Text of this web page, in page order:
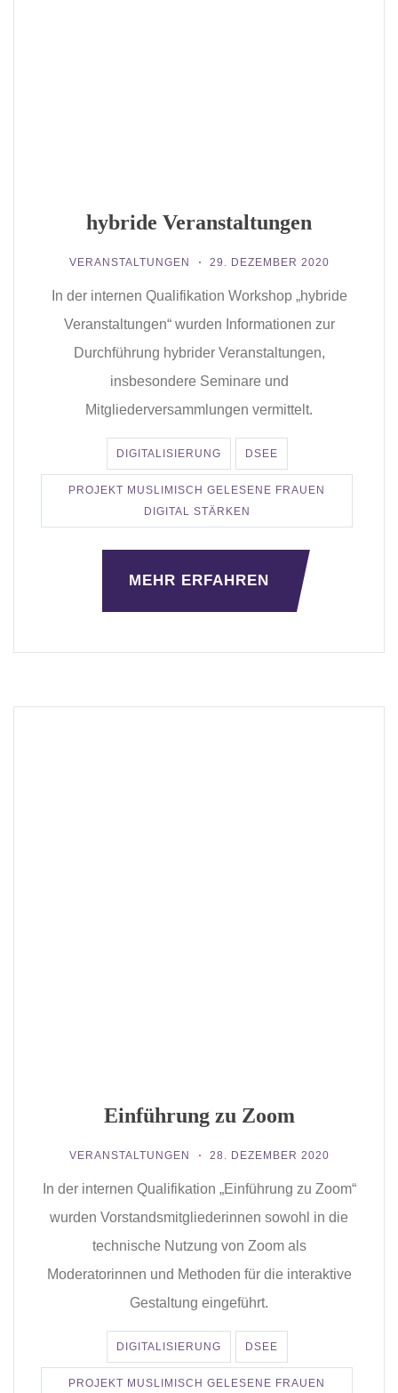
hybride Veranstaltungen
VERANSTALTUNGEN 29. DEZEMBER 2020
In der internen Qualifikation Workshop „hybride
Veranstaltungen“ wurden Informationen zur
Durchführung hybrider Veranstaltungen,
insbesondere Seminare und
Mitgliederversammlungen vermittelt.
DIGITALISIERUNG DSEE
PROJEKT MUSLIMISCH GELESENE FRAUEN
DIGITAL STÄRKEN
MEHR ERFAHREN
Einführung zu Zoom
VERANSTALTUNGEN 28. DEZEMBER 2020
In der internen Qualifikation „Einführung zu Zoom“
wurden Vorstandsmitgliederinnen sowohl in die
technische Nutzung von Zoom als
Moderatorinnen und Methoden für die interaktive
Gestaltung eingeführt.
DIGITALISIERUNG DSEE
PROJEKT MUSLIMISCH GELESENE FRAUEN